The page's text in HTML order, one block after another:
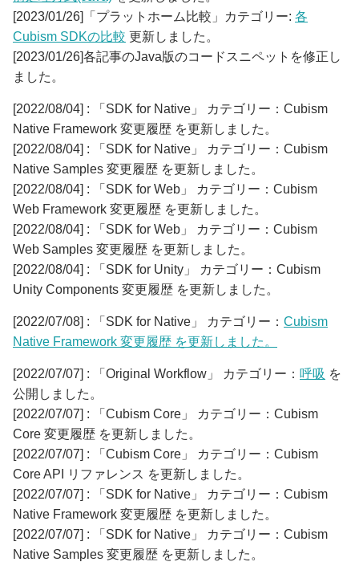
[2023/01/26]「プラットホーム比較」カテゴリー: 各
Cubism SDKの比較 更新しました。
[2023/01/26]各記事のJava版のコードスニペットを修正し
ました。
[2022/08/04] : 「SDK for Native」 カテゴリー：Cubism
Native Framework 変更履歴 を更新しました。
[2022/08/04] : 「SDK for Native」 カテゴリー：Cubism
Native Samples 変更履歴 を更新しました。
[2022/08/04] : 「SDK for Web」 カテゴリー：Cubism
Web Framework 変更履歴 を更新しました。
[2022/08/04] : 「SDK for Web」 カテゴリー：Cubism
Web Samples 変更履歴 を更新しました。
[2022/08/04] : 「SDK for Unity」 カテゴリー：Cubism
Unity Components 変更履歴 を更新しました。
[2022/07/08] : 「SDK for Native」 カテゴリー： Cubism
Native Framework 変更履歴 を更新しました。
[2022/07/07] : 「Original Workflow」 カテゴリー： 呼吸 を
公開しました。
[2022/07/07] : 「Cubism Core」 カテゴリー：Cubism
Core 変更履歴 を更新しました。
[2022/07/07] : 「Cubism Core」 カテゴリー：Cubism
Core API リファレンス を更新しました。
[2022/07/07] : 「SDK for Native」 カテゴリー：Cubism
Native Framework 変更履歴 を更新しました。
[2022/07/07] : 「SDK for Native」 カテゴリー：Cubism
Native Samples 変更履歴 を更新しました。